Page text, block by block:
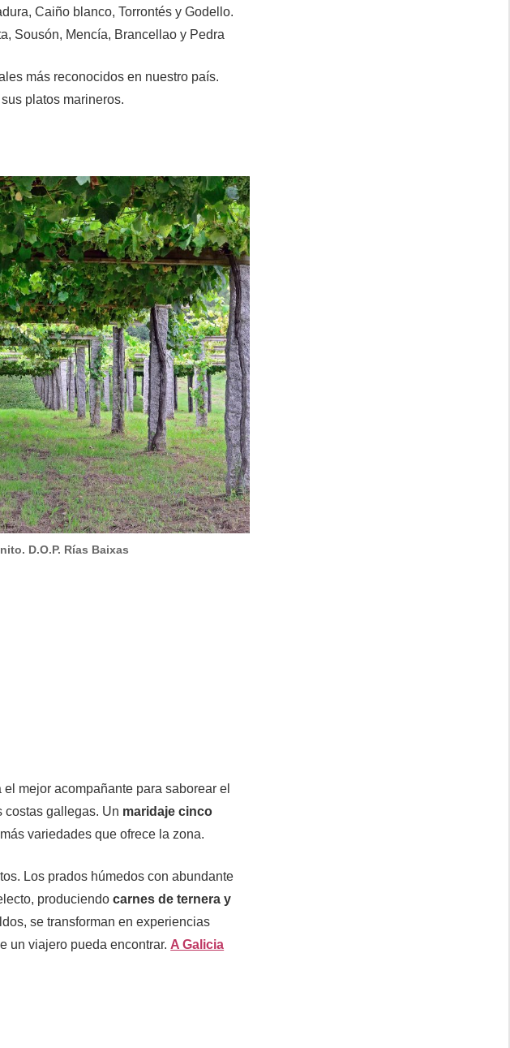
Caiño blanco, Torrontés y Godello.
Sousón, Mencía, Brancellao y Pedra
más reconocidos en nuestro país.
platos marineros.
D.O.P. Rías Baixas
el mejor acompañante para saborear el
costas gallegas. Un maridaje cinco
variedades que ofrece la zona.
Los prados húmedos con abundante
produciendocarnes de ternera y
se transforman en experiencias
un viajero pueda encontrar. A Galicia